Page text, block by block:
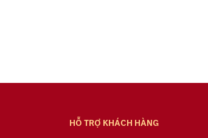
HỖ TRỢ KHÁCH HÀNG